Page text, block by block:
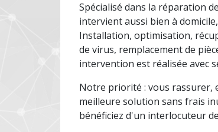
Spécialisé dans la réparation
intervient aussi bien à
Installation, optimisation,
de virus, remplacement de
intervention est réalisée avec
Notre priorité : vous rassurer,
meilleure solution sans frais
bénéficiez d'un interlocuteur